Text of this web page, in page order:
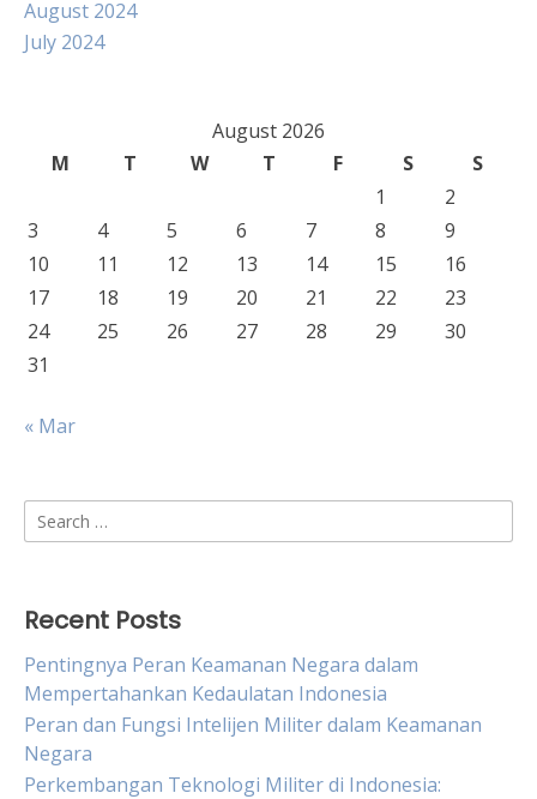
August 2024
July 2024
August 2026
M
T W T F S
S
1
2
3
4 5 6 7 8
9
10
11 12 13 14 15
16
17
18 19 20 21 22
23
24
25 26 27 28 29
30
31
« Mar
Search
for:
Recent Posts
Pentingnya Peran Keamanan Negara dalam
Mempertahankan Kedaulatan Indonesia
Peran dan Fungsi Intelijen Militer dalam Keamanan
Negara
Perkembangan Teknologi Militer di Indonesia: